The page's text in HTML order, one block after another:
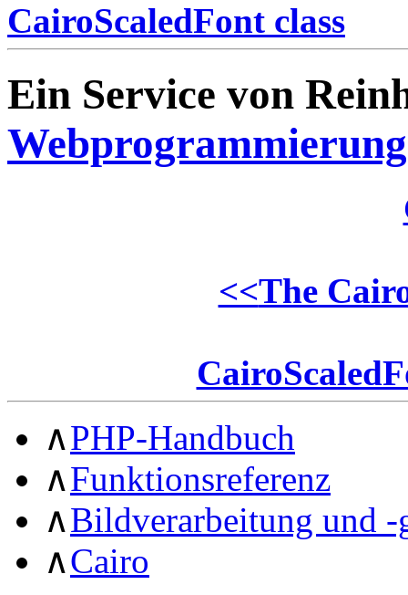
CairoScaledFont class
Ein Service von
Webprogrammierung
<<The
∧PHP-Handbuch
∧Funktionsreferenz
∧Bildverarbeitung und -
∧Cairo